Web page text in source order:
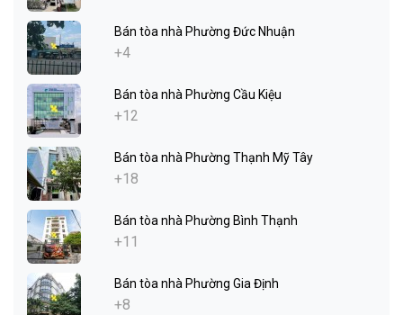
Bán tòa nhà Phường Đức Nhuận
+4
Bán tòa nhà Phường Cầu Kiệu
+12
Bán tòa nhà Phường Thạnh Mỹ Tây
+18
Bán tòa nhà Phường Bình Thạnh
+11
Bán tòa nhà Phường Gia Định
+8